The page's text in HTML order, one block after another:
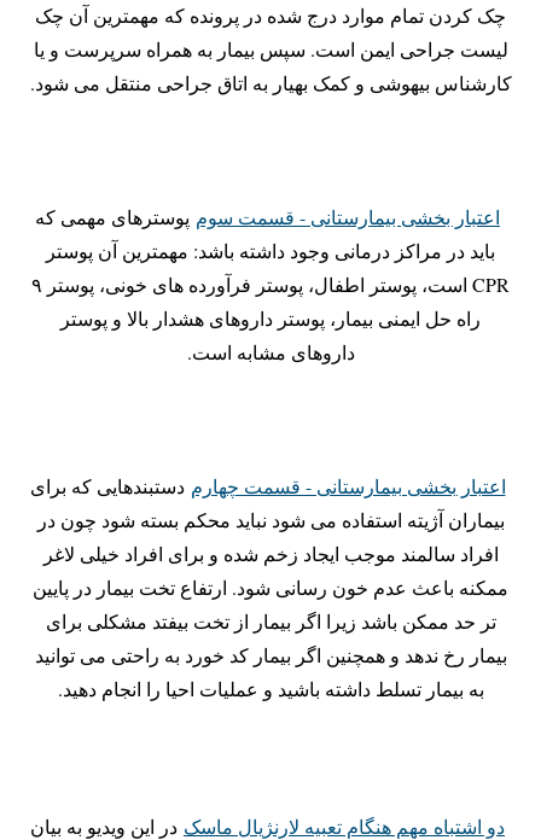
چک کردن تمام موارد درج شده در پرونده که مهمترین آن چک
لیست جراحی ایمن است. سپس بیمار به همراه سرپرست و یا
کارشناس بیهوشی و کمک بهیار به اتاق جراحی منتقل می شود.
اعتبار بخشی بیمارستانی - قسمت سوم پوسترهای مهمی که
باید در مراکز درمانی وجود داشته باشد: مهمترین آن پوستر
CPR است، پوستر اطفال، پوستر فرآورده های خونی، پوستر ۹
راه حل ایمنی بیمار، پوستر داروهای هشدار بالا و پوستر
داروهای مشابه است.
اعتبار بخشی بیمارستانی - قسمت چهارم دستبندهایی که برای
بیماران آژیته استفاده می شود نباید محکم بسته شود چون در
افراد سالمند موجب ایجاد زخم شده و برای افراد خیلی لاغر
ممکنه باعث عدم خون رسانی شود. ارتفاع تخت بیمار در پایین
تر حد ممکن باشد زیرا اگر بیمار از تخت بیفتد مشکلی برای
بیمار رخ ندهد و همچنین اگر بیمار کد خورد به راحتی می توانید
به بیمار تسلط داشته باشید و عملیات احیا را انجام دهید.
دو اشتباه مهم هنگام تعبیه لارنژیال ماسک در این ویدیو به بیان